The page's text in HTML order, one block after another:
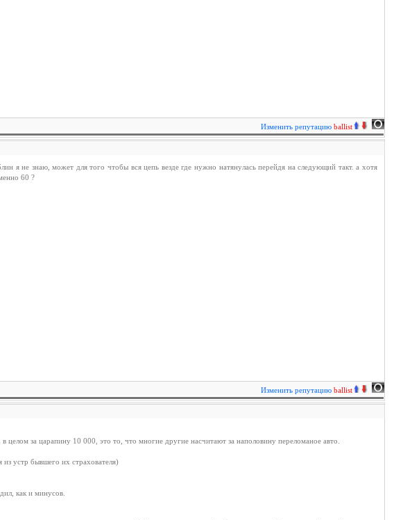
Изменить репутацию ballist
я не знаю, может для того чтобы вся цепь везде где нужно натянулась перейдя на следующий такт. а хотя
60 ?
Изменить репутацию ballist
за царапину 10 000, это то, что многие другие насчитают за наполовину переломаное авто.
устр бывшего их страхователя)
как и минусов.